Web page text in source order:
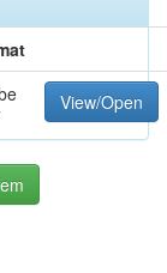
View/Open